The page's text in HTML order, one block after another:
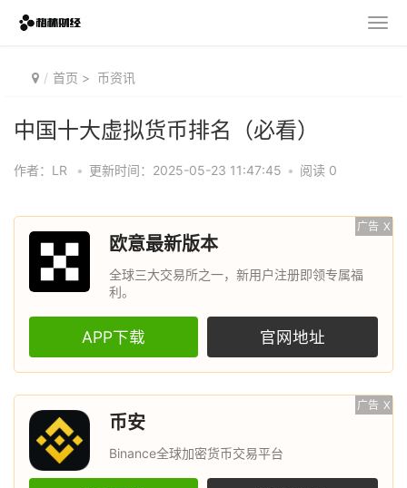
首页 > 币资讯
中国十大虚拟货币排名（必看）
作者：LR • 更新时间：2025-05-23 11:47:45 • 阅读 0
广告 X
欧意最新版本
全球三大交易所之一，新用户注册即领专属福
利。
APP下载 官网地址
广告 X
币安
Binance全球加密货币交易平台